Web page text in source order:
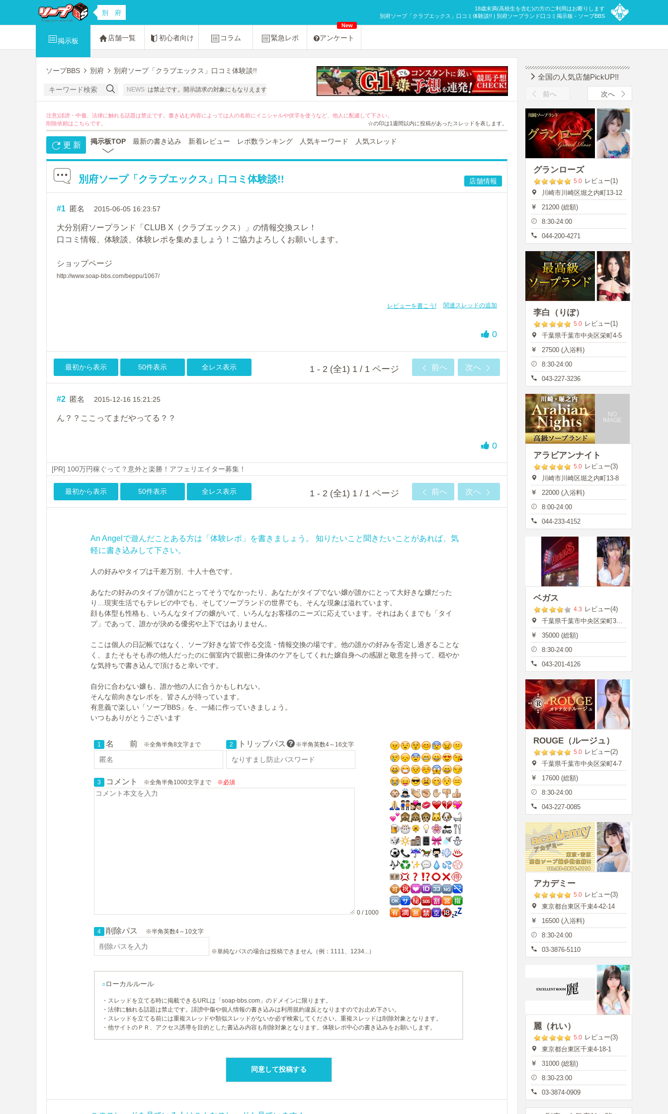
18歳未満(高校生を含む)の方のご利用はお断りします
別府ソープ「クラブエックス」口コミ体験談!! | 別府ソープランド口コミ掲示板 - ソープBBS
別 府
掲示板 店舗一覧 初心者向け コラム 緊急レポ アンケート
New
ソープBBS 別府 別府ソープ「クラブエックス」口コミ体験談!!
NEWS
ニオンさんたちの名誉感情を害する書き込みは禁止です。開示請求の対象にもなりえますのでおやめください。
注意)誹謗・中傷、法律に触れる話題は禁止です。書き込む内容によっては人の名前にイニシャルや伏字を使うなど、他人に配慮して下さい。
削除依頼は こちらです。 ☆の印は1週間以内に投稿があったスレッドを表します。
更 新 掲示板TOP 最新の書き込み 新着レビュー レポ数ランキング 人気キーワード 人気スレッド
別府ソープ「クラブエックス」口コミ体験談!! 店舗情報
#1 匿名 2015-06-05 16:23:57
大分別府ソープランド「CLUB X（クラブエックス）」の情報交換スレ！
口コミ情報、体験談、体験レポを集めましょう！ご協力よろしくお願いします。
ショップページ
http://www.soap-bbs.com/beppu/1067/
関連スレッドの追加
レビューを書こう!
0
最初から表示 50件表示 全レス表示 1 - 2 (全1) 1 / 1 ページ 前へ 次へ
#2 匿名 2015-12-16 15:21:25
ん？？ここってまだやってる？？
0
[PR] 100万円稼ぐって？意外と楽勝！アフェリエイター募集！
最初から表示 50件表示 全レス表示 1 - 2 (全1) 1 / 1 ページ 前へ 次へ
An Angelで遊んだことある方は「体験レポ」を書きましょう。 知りたいこと聞きたいことがあれば、気
軽に書き込みして下さい。
人の好みやタイプは千差万別、十人十色です。
あなたの好みのタイプが誰かにとってそうでなかったり、あなたがタイプでない嬢が誰かにとって大好きな嬢だった
り…現実生活でもテレビの中でも、そしてソープランドの世界でも、そんな現象は溢れています。
顔も体型も性格も、いろんなタイプの嬢がいて、いろんなお客様のニーズに応えています。それはあくまでも「タイ
プ」であって、誰かが決める優劣や上下ではありません。
ここは個人の日記帳ではなく、ソープ好きな皆で作る交流・情報交換の場です。他の誰かの好みを否定し過ぎることな
く、またそもそも赤の他人だったのに個室内で親密に身体のケアをしてくれた嬢自身への感謝と敬意を持って、穏やか
な気持ちで書き込んで頂けると幸いです。
自分に合わない嬢も、誰か他の人に合うかもしれない。
そんな前向きなレポを、皆さんが待っています。
有意義で楽しい「ソープBBS」を、一緒に作っていきましょう。
いつもありがとうございます
1 名 前 ※全角半角8文字まで 2 トリップパス ※半角英数4～16文字
3 コメント ※全角半角1000文字まで ※必須
0 / 1000
4 削除パス ※半角英数4～10文字
※単純なパスの場合は投稿できません（例：1111、1234...）
○ローカルルール
・スレッドを立てる時に掲載できるURLは「soap-bbs.com」のドメインに限ります。
・法律に触れる話題は禁止です。誹謗中傷や個人情報の書き込みは利用規約違反となりますのでお止め下さい。
・スレッドを立てる前には重複スレッドや類似スレッドがないか必ず検索してください。重複スレッドは削除対象となります。
・他サイトのＰＲ、アクセス誘導を目的とした書込み内容も削除対象となります。体験レポ中心の書き込みをお願いします。
全国の人気店舗PickUP!!
前へ 次へ
グランローズ
5.0 レビュー(1)
川崎市川崎区堀之内町13-12
21200 (総額)
8:30-24:00
044-200-4271
李白（りぽ）
5.0 レビュー(1)
千葉県千葉市中央区栄町4-5
27500 (入浴料)
8:30-24:00
043-227-3236
NO
IMAGE
アラビアンナイト
5.0 レビュー(3)
川崎市川崎区堀之内町13-8
22000 (入浴料)
8:00-24:00
044-233-4152
ベガス
4.3 レビュー(4)
千葉県千葉市中央区栄町35-7
35000 (総額)
8:30-24:00
043-201-4126
ROUGE（ルージュ）
5.0 レビュー(2)
千葉県千葉市中央区栄町4-7
17600 (総額)
8:30-24:00
043-227-0085
アカデミー
5.0 レビュー(3)
東京都台東区千束4-42-14
16500 (入浴料)
8:30-24:00
03-3876-5110
麗（れい）
5.0 レビュー(3)
東京都台東区千束4-18-1
31000 (総額)
8:30-23:00
03-3874-0909